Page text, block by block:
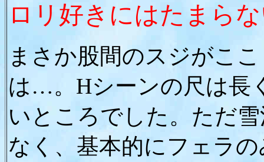
ロリ好きにはたまら
まさか股間のスジがこ
は…。Hシーンの尺は長
いところでした。ただ
なく、基本的にフェラ